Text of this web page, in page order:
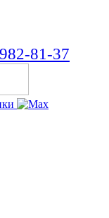
81-37